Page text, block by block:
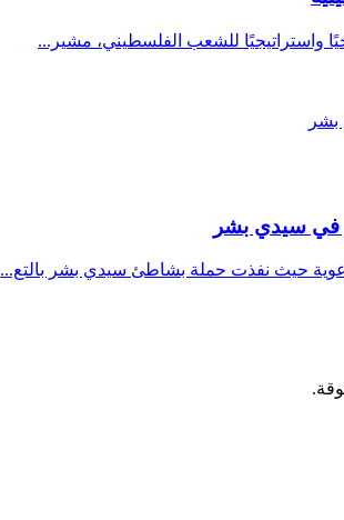
واستراتيجيًا للشعب الفلسطيني، مشير...
في سيدي بشر
حيث نفذت حملة بشاطئ سيدي بشر بالتع...